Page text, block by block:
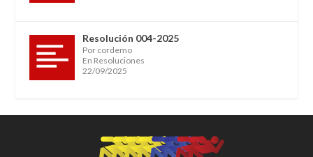
Resolución 004-2025
Por cordemo
En Resoluciones
22/09/2025